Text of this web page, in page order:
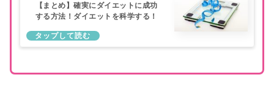
【まとめ】確実にダイエットに成功
する方法！ダイエットを科学する！